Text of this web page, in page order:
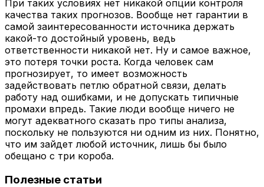
При таких условиях нет никакой опции контроля
качества таких прогнозов. Вообще нет гарантии в
самой заинтересованности источника держать
какой-то достойный уровень, ведь
ответственности никакой нет. Ну и самое важное,
это потеря точки роста. Когда человек сам
прогнозирует, то имеет возможность
задействовать петлю обратной связи, делать
работу над ошибками, и не допускать типичные
промахи впредь. Такие люди вообще ничего не
могут адекватного сказать про типы анализа,
поскольку не пользуются ни одним из них. Понятно,
что им зайдет любой источник, лишь бы было
обещано с три короба.
Полезные статьи